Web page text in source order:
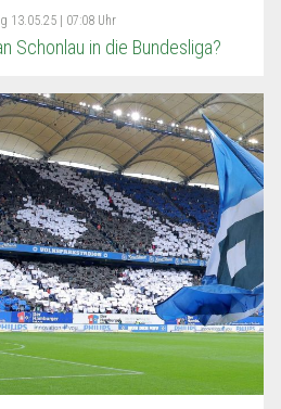
13.05.25 | 07:08 Uhr
Schonlau in die Bundesliga?